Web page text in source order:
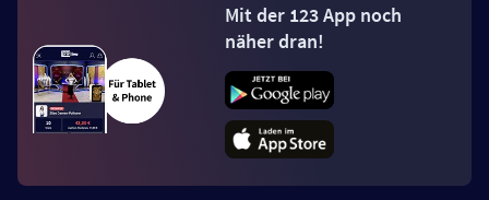
Mit der 123 App noch
näher dran!